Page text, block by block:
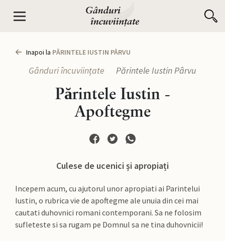
Inapoi la PĂRINTELE IUSTIN PÂRVU
Gânduri încuviințate Părintele Iustin Pârvu
Părintele Iustin -
Apoftegme
Culese de ucenici și apropiați
Incepem acum, cu ajutorul unor apropiati ai Parintelui
Iustin, o rubrica vie de apoftegme ale unuia din cei mai
cautati duhovnici romani contemporani. Sa ne folosim
sufleteste si sa rugam pe Domnul sa ne tina duhovnicii!